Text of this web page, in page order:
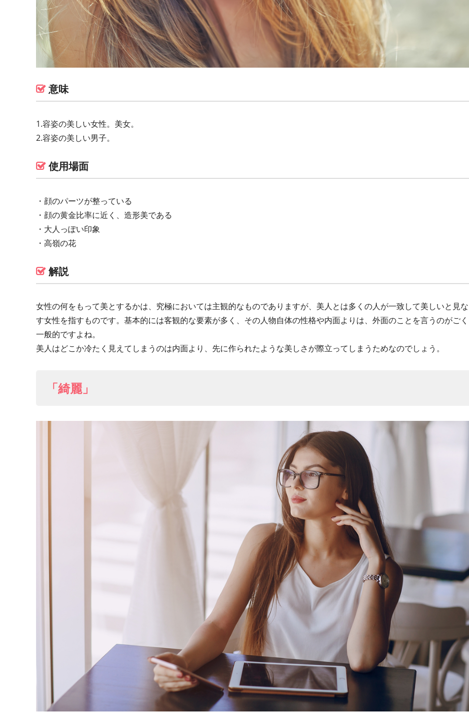
意味
1.容姿の美しい女性。美女。
2.容姿の美しい男子。
使用場面
・顔のパーツが整っている
・顔の黄金比率に近く、造形美である
・大人っぽい印象
・高嶺の花
解説
女性の何をもって美とするかは、究極においては主観的なものでありますが、美人とは多くの人が一致して美しいと見な
す女性を指すものです。基本的には客観的な要素が多く、その人物自体の性格や内面よりは、外面のことを言うのがごく
一般的ですよね。
美人はどこか冷たく見えてしまうのは内面より、先に作られたような美しさが際立ってしまうためなのでしょう。
「綺麗」